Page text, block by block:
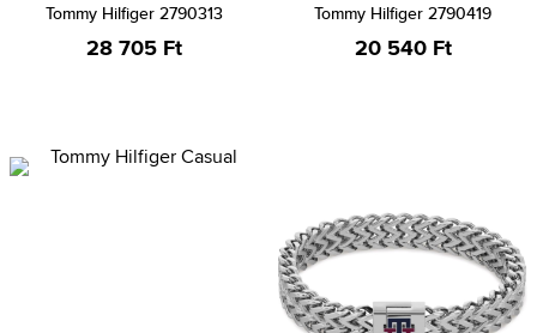
Tommy Hilfiger 2790313
28 705 Ft
Tommy Hilfiger 2790419
20 540 Ft